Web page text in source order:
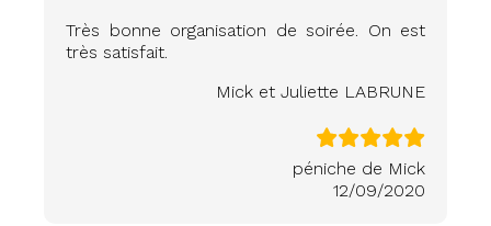
Très bonne organisation de soirée. On est
très satisfait.
Mick et Juliette LABRUNE
péniche de Mick
12/09/2020